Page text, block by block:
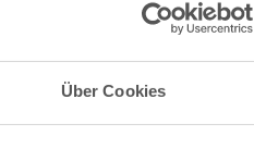
Über Cookies